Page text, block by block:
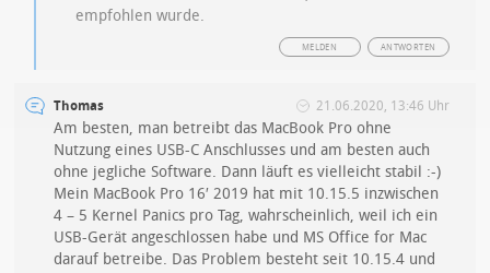
empfohlen wurde.
ANTWORTEN
MELDEN
Thomas 21.06.2020, 13:46 Uhr
Am besten, man betreibt das MacBook Pro ohne
Nutzung eines USB-C Anschlusses und am besten auch
ohne jegliche Software. Dann läuft es vielleicht stabil :-)
Mein MacBook Pro 16′ 2019 hat mit 10.15.5 inzwischen
4 – 5 Kernel Panics pro Tag, wahrscheinlich, weil ich ein
USB-Gerät angeschlossen habe und MS Office for Mac
darauf betreibe. Das Problem besteht seit 10.15.4 und